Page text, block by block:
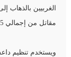
مقاتل من إجمالي 15 ألف مقاتل من غير السوريين في سوريا.
ويستخدم تنظيم